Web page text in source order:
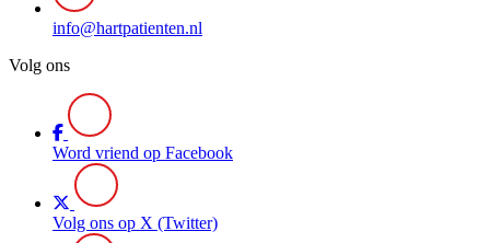
info@hartpatienten.nl
Volg ons
Word vriend op Facebook
Volg ons op X (Twitter)